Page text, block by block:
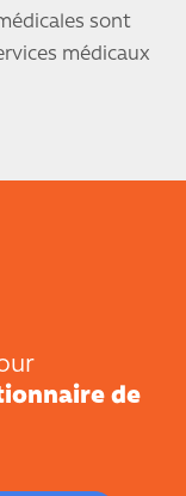
sont
médicaux
de